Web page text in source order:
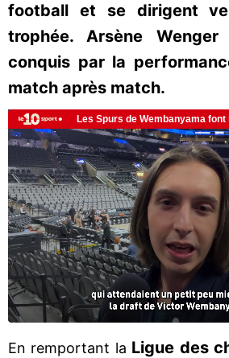
football et se dirigent
trophée. Arsène
conquis par la
match après match.
En remportant la Ligue des